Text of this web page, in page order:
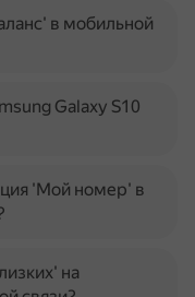
в мобильной
Galaxy S10
'Мой номер' в
на